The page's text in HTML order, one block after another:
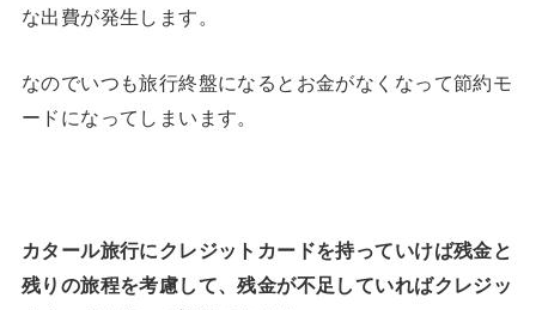
な出費が発生します。
なのでいつも旅行終盤になるとお金がなくなって節約モ
ードになってしまいます。
カタール旅行にクレジットカードを持っていけば残金と
残りの旅程を考慮して、残金が不足していればクレジッ